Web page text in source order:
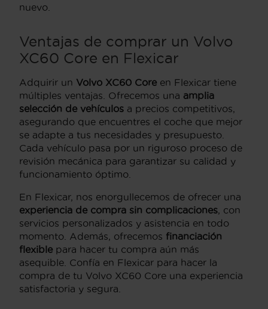
nuevo.
Ventajas de comprar un Volvo
XC60 Core en Flexicar
Adquirir un Volvo XC60 Core en Flexicar tiene
múltiples ventajas. Ofrecemos una amplia
selección de vehículos a precios competitivos,
asegurando que encuentres el coche que mejor
se adapte a tus necesidades y presupuesto.
Cada vehículo pasa por un riguroso proceso de
revisión mecánica para garantizar su calidad y
funcionamiento óptimo.
En Flexicar, nos enorgullecemos de ofrecer una
experiencia de compra sin complicaciones, con
servicios personalizados y asistencia en todo
momento. Además, ofrecemos financiación
flexible para hacer tu compra aún más
asequible. Confía en Flexicar para hacer la
compra de tu Volvo XC60 Core una experiencia
satisfactoria y segura.